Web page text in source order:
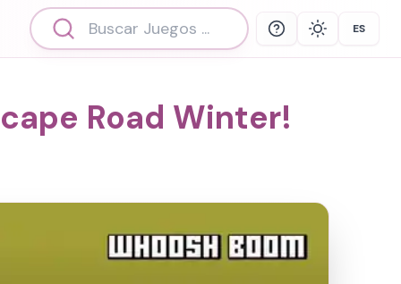
Help Theme Select
ES
Road Winter!